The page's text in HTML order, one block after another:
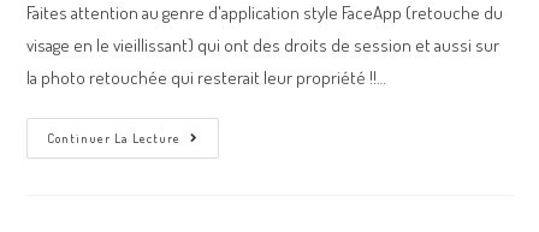
Faites attention au genre d'application style FaceApp (retouche du
visage en le vieillissant) qui ont des droits de session et aussi sur
la photo retouchée qui resterait leur propriété !!…
Continuer La Lecture